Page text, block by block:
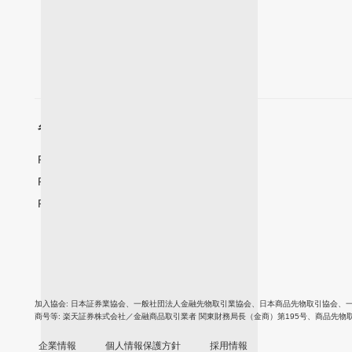
各国サイト一覧 | For International
Rakuten Securities Hong Kong(香港)
Rakuten Securities Bullion(香港)
Rakuten Trade(マレーシア)
加入協会 日本証券業協会 一般社団法人金融先物取引業協会 日本商品先物取引協会
商号等 楽天証券株式会社／金融商品取引業者 関東財務局長（金商）第195号、商品先物
企業情報 個人情報保護方針 採用情報